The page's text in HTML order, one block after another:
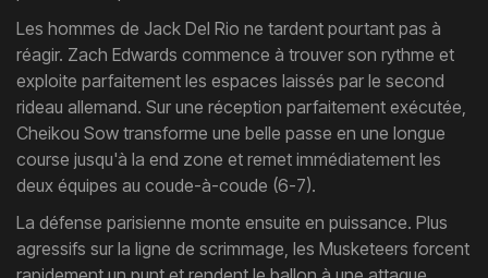
Les hommes de Jack Del Rio ne tardent pourtant pas à
réagir. Zach Edwards commence à trouver son rythme et
exploite parfaitement les espaces laissés par le second
rideau allemand. Sur une réception parfaitement exécutée,
Cheikou Sow transforme une belle passe en une longue
course jusqu'à la end zone et remet immédiatement les
deux équipes au coude-à-coude (6-7).
La défense parisienne monte ensuite en puissance. Plus
agressifs sur la ligne de scrimmage, les Musketeers forcent